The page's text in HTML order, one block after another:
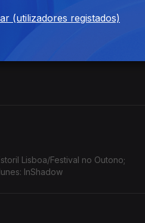
Lisboa/Festival no Outono;
InShadow
(utilizadores registados)